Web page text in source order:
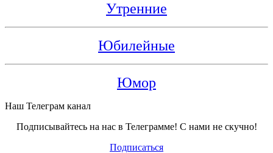
Утренние
Юбилейные
Юмор
Наш Телеграм канал
Подписывайтесь на нас в Телеграмме! С нами не скучно!
Подписаться